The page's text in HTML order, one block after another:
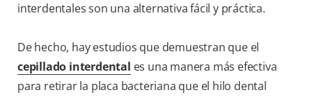
interdentales son una alternativa fácil y práctica.
De hecho, hay estudios que demuestran que el
cepillado interdental es una manera más efectiva
para retirar la placa bacteriana que el hilo dental